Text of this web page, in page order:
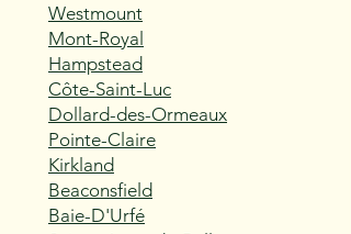
Westmount
Mont-Royal
Hampstead
Côte-Saint-Luc
Dollard-des-Ormeaux
Pointe-Claire
Kirkland
Beaconsfield
Baie-D'Urfé